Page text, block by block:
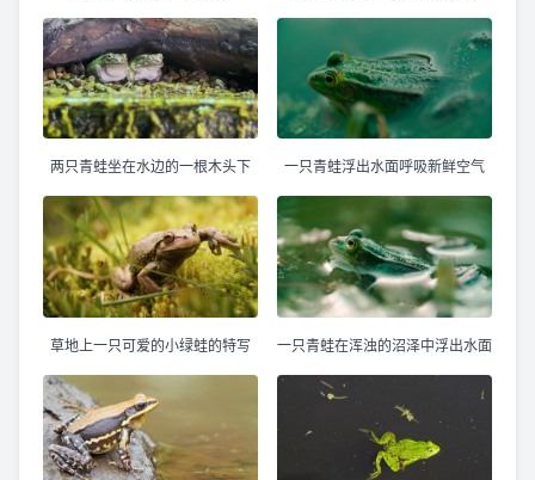
两只青蛙坐在水边的一根木头下 一只青蛙浮出水面呼吸新鲜空气
草地上一只可爱的小绿蛙的特写 一只青蛙在浑浊的沼泽中浮出水面